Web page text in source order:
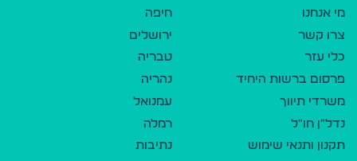
מי אנחנו
צרו קשר
כלי עזר
פרסום ברשות היחיד
משרדי תיווך
נדל"ן חו"ל
תקנון ותנאי שימוש
חיפה
ירושלים
טבריה
נהריה
עמנואל
רמלה
נתיבות